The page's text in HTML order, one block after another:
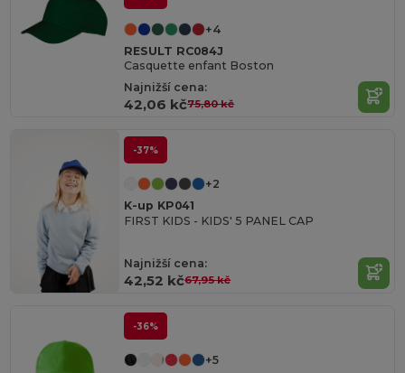
+4
RESULT RC084J
Casquette enfant Boston
Najnižší cena:
42,06 kč75,80 kč
-37%
+2
K-up KP041
FIRST KIDS - KIDS' 5 PANEL CAP
Najnižší cena:
42,52 kč67,95 kč
-36%
+5